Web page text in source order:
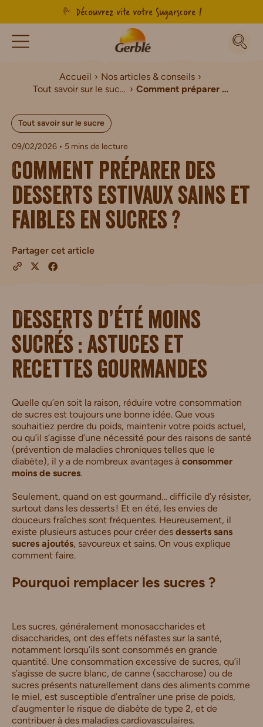
Découvrez vite votre Sugarscore !
Accueil
Nos articles & conseils
Tout savoir sur le sucre
Comment préparer des desserts estivaux sains et faibles en sucres ?
Tout savoir sur le sucre
09/02/2026 • 5 mins de lecture
Comment préparer des
desserts estivaux sains et
faibles en sucres ?
Partager cet article
Desserts d’été moins
sucrés : astuces et
recettes gourmandes
Quelle qu’en soit la raison, réduire votre consommation
de sucres est toujours une bonne idée. Que vous
souhaitiez perdre du poids, maintenir votre poids actuel,
ou qu’il s’agisse d’une nécessité pour des raisons de santé
(prévention de maladies chroniques telles que le
diabète), il y a de nombreux avantages à consommer
moins de sucres.
Seulement, quand on est gourmand… difficile d’y résister,
surtout dans les desserts ! Et en été, les envies de
douceurs fraîches sont fréquentes. Heureusement, il
existe plusieurs astuces pour créer des desserts sans
sucres ajoutés, savoureux et sains. On vous explique
comment faire.
Pourquoi remplacer les sucres ?
Les sucres, généralement monosaccharides et
disaccharides, ont des effets néfastes sur la santé,
notamment lorsqu’ils sont consommés en grande
quantité. Une consommation excessive de sucres, qu’il
s’agisse de sucre blanc, de canne (saccharose) ou de
sucres présents naturellement dans des aliments comme
le miel, est susceptible d’entraîner une prise de poids,
d’augmenter le risque de diabète de type 2, et de
contribuer à des maladies cardiovasculaires.